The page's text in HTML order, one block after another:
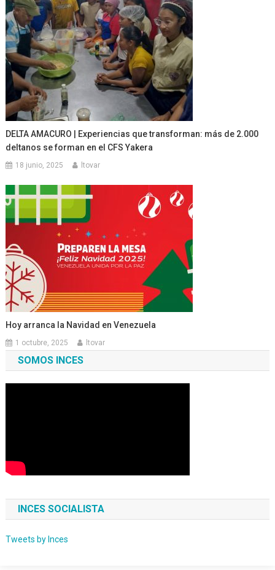
DELTA AMACURO | Experiencias que transforman: más de 2.000
deltanos se forman en el CFS Yakera
18 junio, 2025 ltovar
Hoy arranca la Navidad en Venezuela
1 octubre, 2025 ltovar
SOMOS INCES
INCES SOCIALISTA
Tweets by Inces